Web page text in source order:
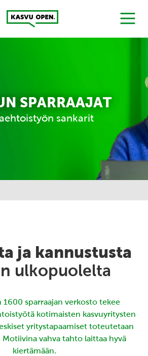
Open
MENU
SPARRAAJAT
sankarit
ja kannustusta
ulkopuolelta
1600 sparraajan verkosto tekee
kotimaisten kasvuyritysten
yritystapaamiset toteutetaan
vahva tahto laittaa hyvä
kiertämään.